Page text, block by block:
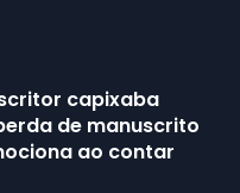
capixaba
de manuscrito
ao contar